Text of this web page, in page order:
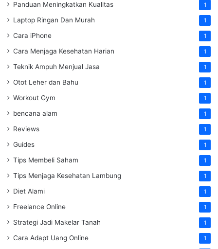
Panduan Meningkatkan Kualitas 1
Laptop Ringan Dan Murah 1
Cara iPhone 1
Cara Menjaga Kesehatan Harian 1
Teknik Ampuh Menjual Jasa 1
Otot Leher dan Bahu 1
Workout Gym 1
bencana alam 1
Reviews 1
Guides 1
Tips Membeli Saham 1
Tips Menjaga Kesehatan Lambung 1
Diet Alami 1
Freelance Online 1
Strategi Jadi Makelar Tanah 1
Cara Adapt Uang Online 1